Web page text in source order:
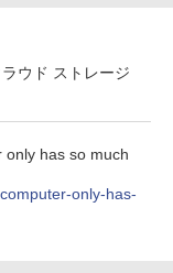
(マインクラフ
トウェアのパーフ
ラーディスプレ
大8週間持続バッ
ウド ストレージ
only has so much
only-has-